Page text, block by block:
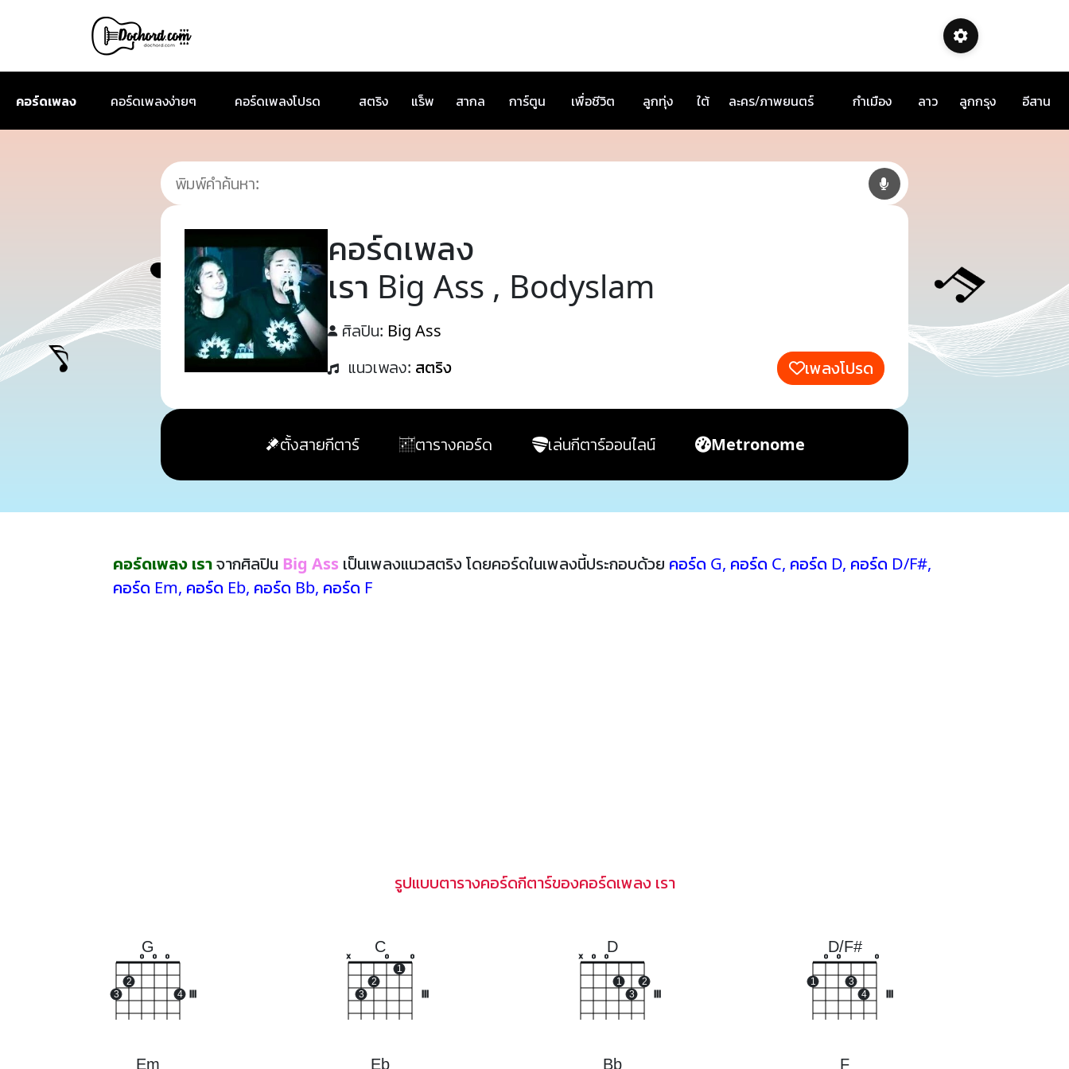
คอร์ดเพลง คอร์ดเพลงง่ายๆ คอร์ดเพลงโปรด สตริง แร็พ สากล การ์ตูน เพื่อชีวิต ลูกทุ่ง ใต้ ละคร/ภาพยนตร์ กำเมือง ลาว ลูกกรุง อีสาน
คอร์ดเพลง
เรา Big Ass , Bodyslam
ศิลปิน: Big Ass
แนวเพลง: สตริง เพลงโปรด
ตั้งสายกีตาร์ ตารางคอร์ด เล่นกีตาร์ออนไลน์ Metronome
คอร์ดเพลง เราจากศิลปิน Big Ass เป็นเพลงแนวสตริง โดยคอร์ดในเพลงนี้ประกอบด้วย คอร์ด G, คอร์ด C, คอร์ด D, คอร์ด D/F#,
คอร์ด Em, คอร์ด Eb, คอร์ด Bb, คอร์ด F
รูปแบบตารางคอร์ดกีตาร์ของคอร์ดเพลง เรา
G
3
2
o o o
4
C
x
3
2
o
1
o
D
x o o
1
3
2
D/F#
1
o o
3
4
o
Em Eb Bb F